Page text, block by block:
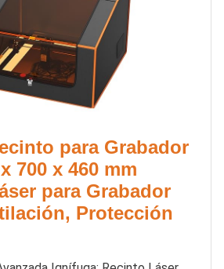
para Grabador
700 x 460 mm
para Grabador
Protección